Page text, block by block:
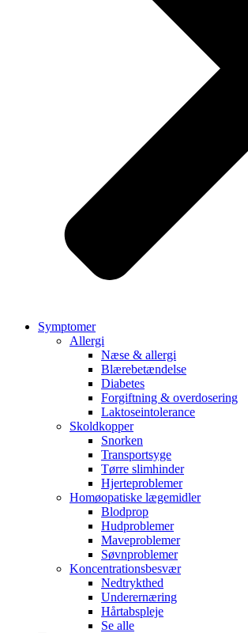
Symptomer
Allergi
Næse & allergi
Blærebetændelse
Diabetes
Forgiftning & overdosering
Laktoseintolerance
Skoldkopper
Snorken
Transportsyge
Tørre slimhinder
Hjerteproblemer
Homøopatiske lægemidler
Blodprop
Hudproblemer
Maveproblemer
Søvnproblemer
Koncentrationsbesvær
Nedtrykthed
Underernæring
Hårtabspleje
Se alle